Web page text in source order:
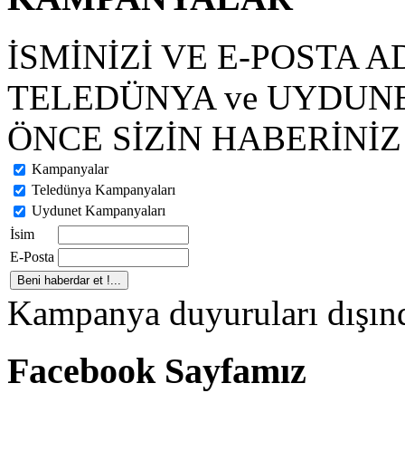
İSMİNİZİ VE E-POSTA
TELEDÜNYA ve
ÖNCE SİZİN
Kampanyalar
Teledünya Kampanyaları
Uydunet Kampanyaları
İsim
E-Posta
Kampanya duyuruları
Facebook Sayfamız